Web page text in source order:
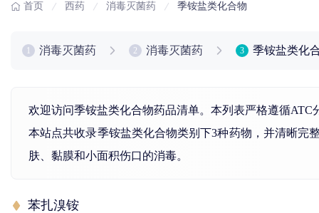
首页 西药 消毒灭菌药 季铵盐类化合物
消毒灭菌药 2 消毒灭菌药 3 季铵盐类化
欢迎访问季铵盐类化合物药品清单。本列表严格遵循
本站点共收录季铵盐类化合物类别下3种药物，并清晰完
肤、黏膜和小面积伤口的消毒。
苯扎溴铵